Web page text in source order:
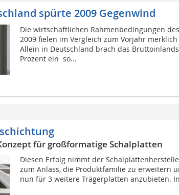
spürte 2009 Gegenwind
Die wirtschaftlichen Rahmenbedingungen
2009 fielen im Vergleich zum Vorjahr
Allein in Deutschland brach das
Prozent ein  so...
für großformatige Schalplatten
Diesen Erfolg nimmt der
zum Anlass, die Produktfamilie zu erweitern
nun für 3 weitere Trägerplatten anzubieten.